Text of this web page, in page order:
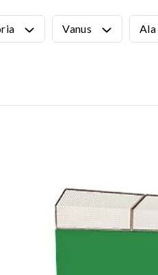
kivikatend
Vanus Ala